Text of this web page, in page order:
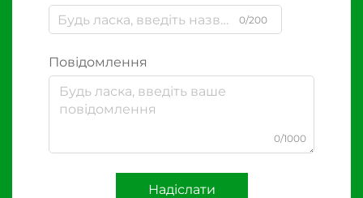
0/200
Повідомлення
0/1000
Надіслати